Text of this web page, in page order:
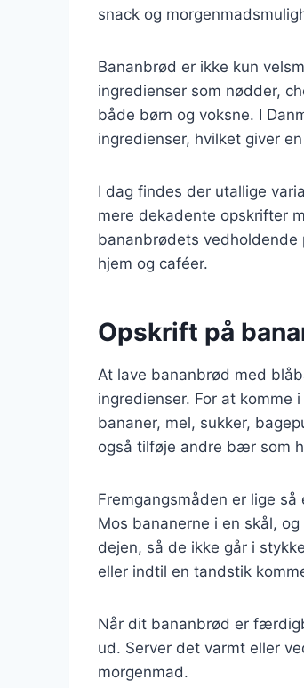
snack og
Bananbrød er ikke kun
ingredienser som nødder,
både børn og voksne. I
ingredienser, hvilket giver
I dag findes der utallige
mere dekadente opskrifter
bananbrødets
hjem og caféer.
Opskrift på
At lave bananbrød med
ingredienser. For at komme
bananer, mel, sukker,
også tilføje andre bær som
Fremgangsmåden er lige
Mos bananerne i en skål,
dejen, så de ikke går i
eller indtil en tandstik
Når dit bananbrød er
ud. Server det varmt eller
morgenmad.